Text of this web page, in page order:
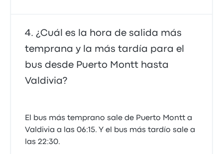
¿Cuál es la hora de salida más
temprana y la más tardía para el
bus desde Puerto Montt hasta
Valdivia?
El bus más temprano sale de Puerto Montt a
Valdivia a las 06:15. Y el bus más tardío sale a
las 22:30.